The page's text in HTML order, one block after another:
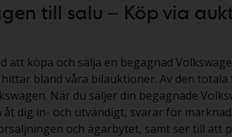
till salu – Köp via
att köpa och sälja en begagnad
bland våra bilauktioner. Av den
När du säljer din begagnade
dig in- och utvändigt, svarar för
och ägarbytet, samt ser till att